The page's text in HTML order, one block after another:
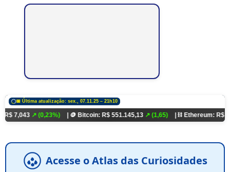
📅 Última atualização: sex., 07.11.25 – 21h10
↗ (0,23%) | 🪙 Bitcoin: R$ 551.145,13↗ (1,65) | ⛓️ Ethereum: R$ 18.321,93
Acesse o Atlas das Curiosidades